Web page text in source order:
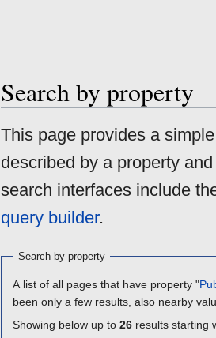
Search by property
Jump
navigation
Jump
search
This page provides a
described by a property
search interfaces include
query builder.
Search by property
A list of all pages that have property "
been only a few results, also nearby
Showing below up to 26 results starting